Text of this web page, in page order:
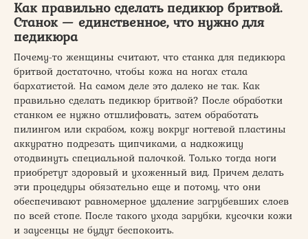
Как правильно сделать педикюр бритвой.
Станок — единственное, что нужно для
педикюра
Почему-то женщины считают, что станка для педикюра
бритвой достаточно, чтобы кожа на ногах стала
бархатистой. На самом деле это далеко не так. Как
правильно сделать педикюр бритвой? После обработки
станком ее нужно отшлифовать, затем обработать
пилингом или скрабом, кожу вокруг ногтевой пластины
аккуратно подрезать щипчиками, а надкожицу
отодвинуть специальной палочкой. Только тогда ноги
приобретут здоровый и ухоженный вид. Причем делать
эти процедуры обязательно еще и потому, что они
обеспечивают равномерное удаление загрубевших слоев
по всей стопе. После такого ухода зарубки, кусочки кожи
и заусенцы не будут беспокоить.